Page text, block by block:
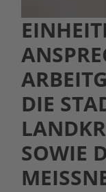
DIE
SOWIE